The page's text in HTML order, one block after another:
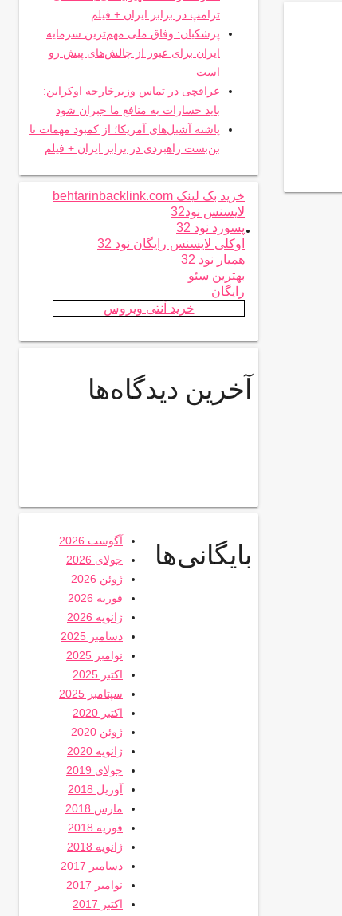
ترامپ در برابر ایران + فیلم
پزشکیان: وفاق ملی مهم‌ترین سرمایه
ایران برای عبور از چالش‌های پیش رو
است
عراقچی در تماس وزیرخارجه اوکراین:
باید خسارات به منافع ما جبران شود
پاشنه آشیل‌های آمریکا؛ از کمبود مهمات تا
بن‌بست راهبردی در برابر ایران + فیلم
.
خرید بک لینک behtarinbacklink.com
لایسنس نود32
پسورد نود 32
اوکلی لایسنس رایگان نود 32
همیار نود 32
بهترین سئو
رایگان
خرید آنتی ویروس
آخرین دیدگاه‌ها
بایگانی‌ها
آگوست 2026
جولای 2026
ژوئن 2026
فوریه 2026
ژانویه 2026
دسامبر 2025
نوامبر 2025
اکتبر 2025
سپتامبر 2025
اکتبر 2020
ژوئن 2020
ژانویه 2020
جولای 2019
آوریل 2018
مارس 2018
فوریه 2018
ژانویه 2018
دسامبر 2017
نوامبر 2017
اکتبر 2017